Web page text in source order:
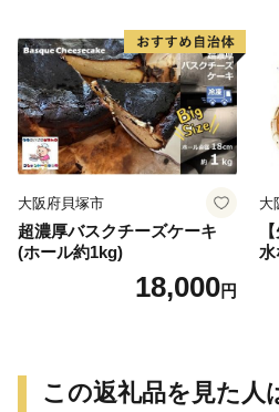
大阪府貝塚市
超濃厚バスクチーズケーキ
(ホール約1kg)
18,000円
大
水
この返礼品を見た人